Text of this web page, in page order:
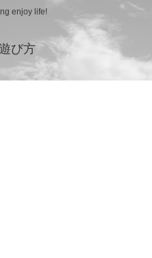
enjoy life!
び方